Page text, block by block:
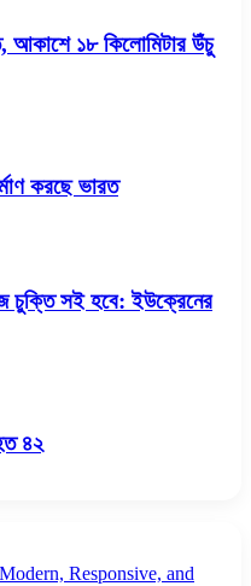
আকাশে ১৮ কিলোমিটার উঁচু
করছে ভারত
চুক্তি সই হবে: ইউক্রেনের
৪২
Responsive, and